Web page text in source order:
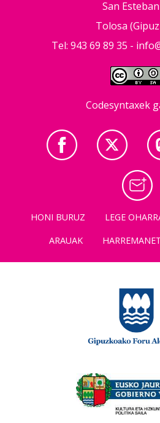
San
Tolosa
Tel: 943 69 89 35 -
Codesyntaxek
HONI BURUZ LEGE
ARAUAK